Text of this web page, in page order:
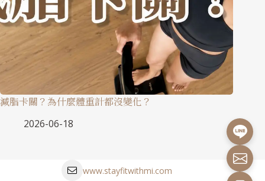
減脂卡關？為什麼體重計都沒變化？
2026-06-18
www.stayfitwithmi.com